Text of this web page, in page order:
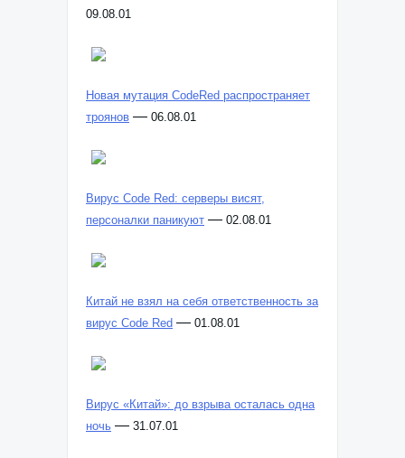
09.08.01
Новая мутация CodeRed распространяет
троянов — 06.08.01
Вирус Code Red: серверы висят,
персоналки паникуют — 02.08.01
Китай не взял на себя ответственность за
вирус Code Red — 01.08.01
Вирус «Китай»: до взрыва осталась одна
ночь — 31.07.01